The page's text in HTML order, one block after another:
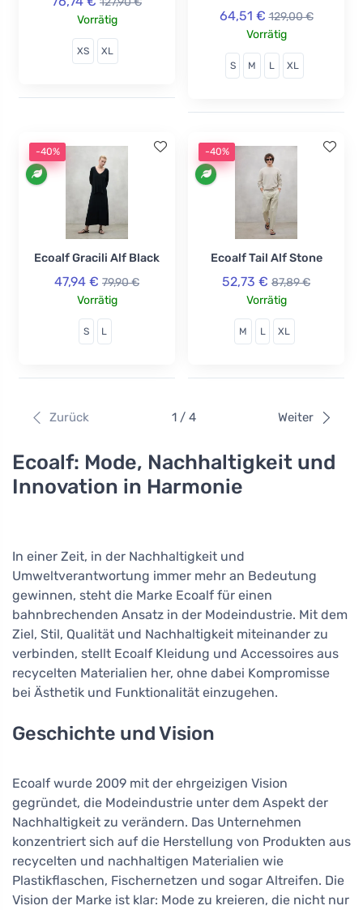
Vorrätig
XS XL
64,51 € 129,00 €
Vorrätig
S M L XL
-40%
Ecoalf Gracili Alf Black
47,94 € 79,90 €
Vorrätig
S L
-40%
Ecoalf Tail Alf Stone
52,73 € 87,89 €
Vorrätig
M L XL
Zurück 1 / 4 Weiter
Ecoalf: Mode, Nachhaltigkeit und
Innovation in Harmonie
In einer Zeit, in der Nachhaltigkeit und
Umweltverantwortung immer mehr an Bedeutung
gewinnen, steht die Marke Ecoalf für einen
bahnbrechenden Ansatz in der Modeindustrie. Mit dem
Ziel, Stil, Qualität und Nachhaltigkeit miteinander zu
verbinden, stellt Ecoalf Kleidung und Accessoires aus
recycelten Materialien her, ohne dabei Kompromisse
bei Ästhetik und Funktionalität einzugehen.
Geschichte und Vision
Ecoalf wurde 2009 mit der ehrgeizigen Vision
gegründet, die Modeindustrie unter dem Aspekt der
Nachhaltigkeit zu verändern. Das Unternehmen
konzentriert sich auf die Herstellung von Produkten aus
recycelten und nachhaltigen Materialien wie
Plastikflaschen, Fischernetzen und sogar Altreifen. Die
Vision der Marke ist klar: Mode zu kreieren, die nicht nur